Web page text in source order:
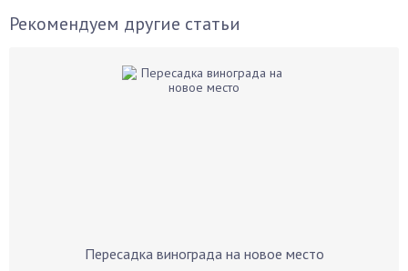
Рекомендуем другие статьи
Пересадка винограда на новое место